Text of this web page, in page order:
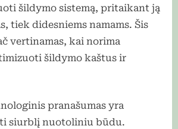
šildymo sistemą, pritaikant ją
tiek didesniems namams. Šis
vertinamas, kai norima
šildymo kaštus ir
pranašumas yra
siurblį nuotoliniu būdu.